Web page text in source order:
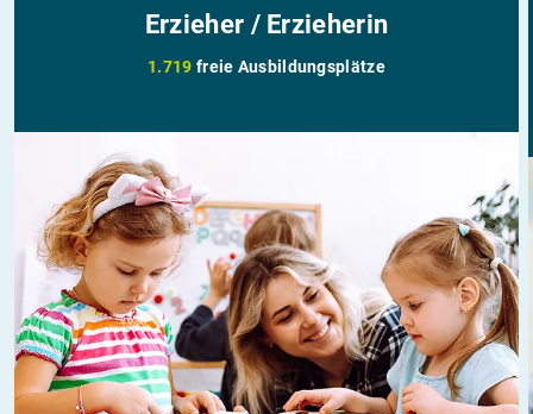
Erzieher / Erzieherin
1.719 freie Ausbildungsplätze